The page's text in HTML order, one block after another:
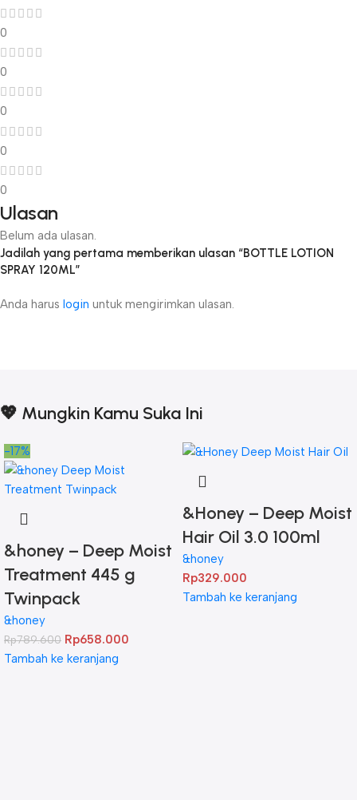
0
0
0
0
0
Ulasan
Belum ada ulasan.
Jadilah yang pertama memberikan ulasan “BOTTLE LOTION
SPRAY 120ML”
Anda harus login untuk mengirimkan ulasan.
💖 Mungkin Kamu Suka Ini
-17%
&honey – Deep Moist
Treatment 445 g
Twinpack
&honey
Rp789.600 Rp658.000
Tambah ke keranjang
&Honey – Deep Moist
Hair Oil 3.0 100ml
&honey
Rp329.000
Tambah ke keranjang